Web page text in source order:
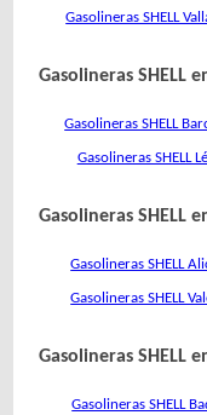
Gasolineras SHELL
Gasolineras SHELL
Gasolineras SHELL
Gasolineras SHELL
Gasolineras SHELL
Gasolineras SHELL
Gasolineras SHELL
Gasolineras SHELL
Gasolineras SHELL